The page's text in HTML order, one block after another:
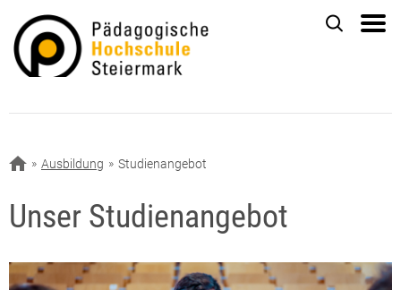
Ausbildung Studienangebot
Unser Studienangebot